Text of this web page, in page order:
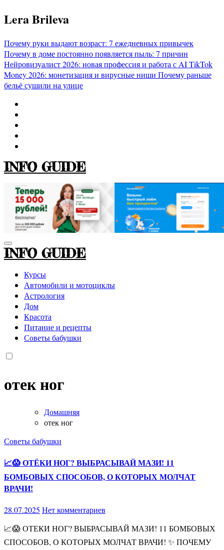
Перейти
к
Lera Brileva
Почему руки выдают возраст: 7 ежедневных привычек
Почему в доме постоянно появляется пыль: 7 причин
Нейровизуалист 2026: новая профессия и работа с AITikTok
Money 2026: монетизация и вирусные ниши Почему раньше
бельё сушили на улице
INFO GUIDE
INFO GUIDE
Курсы
Автомобили и мотоциклы
Астрология
Дом
Красота
Питание и рецепты
Советы бабушки
отек ног
Домашняя
отек ног
Советы бабушки
📈😱 ОТЁКИ НОГ? ВЫБРАСЫВАЙ МАЗИ! 11
БОМБОВЫХ СПОСОБОВ, О КОТОРЫХ МОЛЧАТ
ВРАЧИ!
28.07.2025 Нет комментариев
📈😱 ОТЕКИ НОГ? ВЫБРАСЫВАЙ МАЗИ! 11 БОМБОВЫХ
СПОСОБОВ, О КОТОРЫХ МОЛЧАТ ВРАЧИ! ✨ ПОЧЕМУ